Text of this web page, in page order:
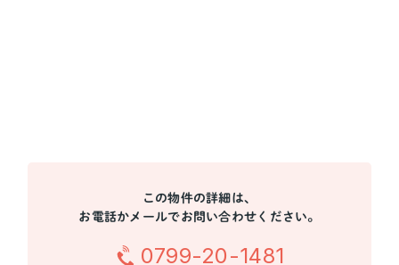
この物件の詳細は、
お電話かメールでお問い合わせください。
0799-20-1481